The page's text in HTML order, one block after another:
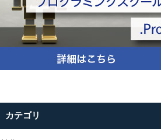
カテゴリ